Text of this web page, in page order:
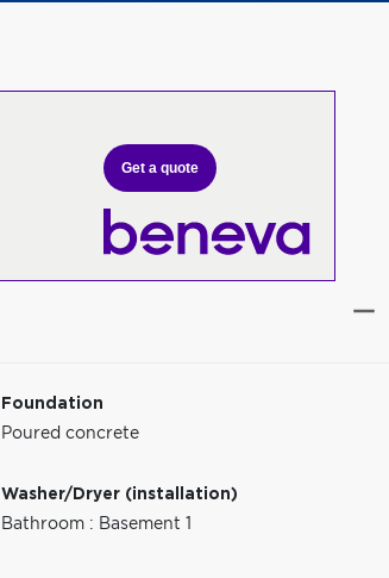
Get a quote
Foundation
Poured concrete
Washer/Dryer (installation)
Bathroom : Basement 1